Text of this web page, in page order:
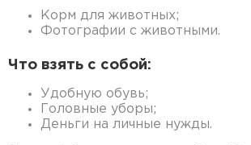
Корм для животных;
Фотографии с животными.
Что взять с собой:
Удобную обувь;
Головные уборы;
Деньги на личные нужды.